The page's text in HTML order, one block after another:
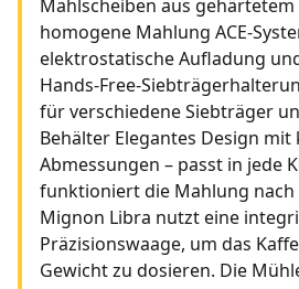
Mahlscheiben aus
homogene Mahlung ACE-
elektrostatische Aufladung
Hands-Free-
für verschiedene Siebträger
Behälter Elegantes Design
Abmessungen – passt in jede
funktioniert die Mahlung nach
Mignon Libra nutzt eine
Präzisionswaage, um das
Gewicht zu dosieren. Die